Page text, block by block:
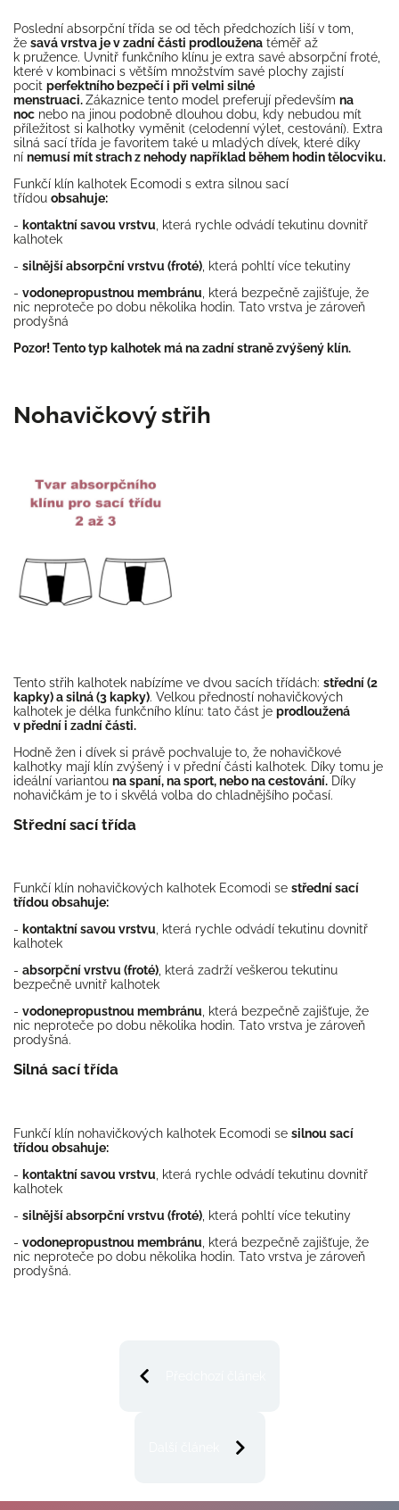
Poslední absorpční třída se od těch předchozích liší v tom,
že savá vrstva je v zadní části prodloužena téměř až
k pružence. Uvnitř funkčního klínu je extra savé absorpční froté,
které v kombinaci s větším množstvím savé plochy zajistí
pocit perfektního bezpečí i při velmi silné
menstruaci.Zákaznice tento model preferují především na
noc nebo na jinou podobně dlouhou dobu, kdy nebudou mít
příležitost si kalhotky vyměnit (celodenní výlet, cestování). Extra
silná sací třída je favoritem také u mladých dívek, které díky
ní nemusí mít strach z nehody například během hodin tělocviku.
Funkčí klín kalhotek Ecomodi s extra silnou sací
třídou obsahuje:
- kontaktní savou vrstvu , která rychle odvádí tekutinu dovnitř
kalhotek
- silnější absorpční vrstvu (froté) , která pohltí více tekutiny
- vodonepropustnou membránu , která bezpečně zajišťuje, že
nic neproteče po dobu několika hodin. Tato vrstva je zároveň
prodyšná
Pozor! Tento typ kalhotek má na zadní straně zvýšený klín.
Nohavičkový střih
Tento střih kalhotek nabízíme ve dvou sacích třídách: střední (2
kapky) a silná (3 kapky). Velkou předností nohavičkových
kalhotek je délka funkčního klínu: tato část je prodloužená
v přední i zadní části.
Hodně žen i dívek si právě pochvaluje to, že nohavičkové
kalhotky mají klín zvýšený i v přední části kalhotek. Díky tomu je
ideální variantou na spaní, na sport, nebo na cestování. Díky
nohavičkám je to i skvělá volba do chladnějšího počasí.
Střední sací třída
Funkčí klín nohavičkových kalhotek Ecomodi se střední sací
třídou obsahuje:
- kontaktní savou vrstvu, která rychle odvádí tekutinu dovnitř
kalhotek
- absorpční vrstvu (froté), která zadrží veškerou tekutinu
bezpečně uvnitř kalhotek
- vodonepropustnou membránu, která bezpečně zajišťuje, že
nic neproteče po dobu několika hodin. Tato vrstva je zároveň
prodyšná.
Silná sací třída
Funkčí klín nohavičkových kalhotek Ecomodi se silnou sací
třídou obsahuje:
- kontaktní savou vrstvu , která rychle odvádí tekutinu dovnitř
kalhotek
- silnější absorpční vrstvu (froté) , která pohltí více tekutiny
- vodonepropustnou membránu , která bezpečně zajišťuje, že
nic neproteče po dobu několika hodin. Tato vrstva je zároveň
prodyšná.